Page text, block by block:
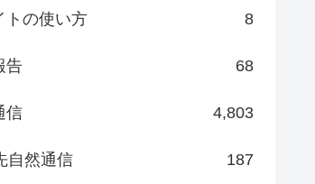
トの使い方 8
告 68
信 4,803
自然通信 187